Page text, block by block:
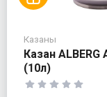
Казаны
Казан ALBERG
(10л)